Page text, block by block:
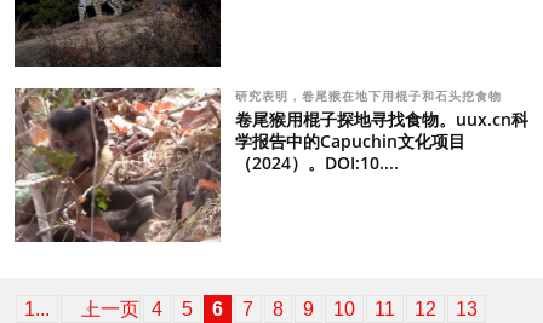
研究表明，卷尾猴在地下用棍子和石头挖食物
卷尾猴用棍子探地寻找食物。uux.cn科
学报告中的Capuchin文化项目
（2024）。DOI:10....
1... 上一页 4 5 6 7 8 9 10 11 12
13